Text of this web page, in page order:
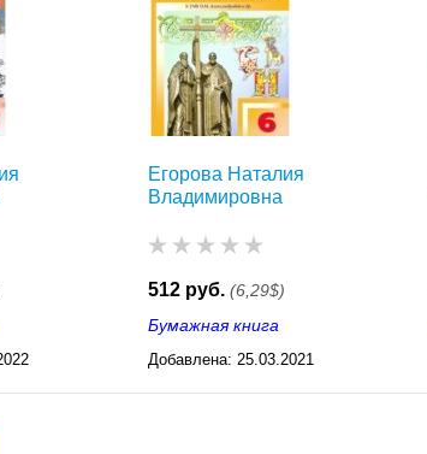
Егорова Наталия
Владимировна
512 руб. (6,29$)
Бумажная книга
Добавлена: 25.03.2021
03:26